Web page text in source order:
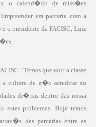
o calend�rio de miss�es
em parceria com a
o presidente da FACISC, Luiz
‘Temos que unir a classe
a cultura de n�o acreditar no
di�rias dentro das nossa
estes problemas. Hoje temos
das parcerias entre as